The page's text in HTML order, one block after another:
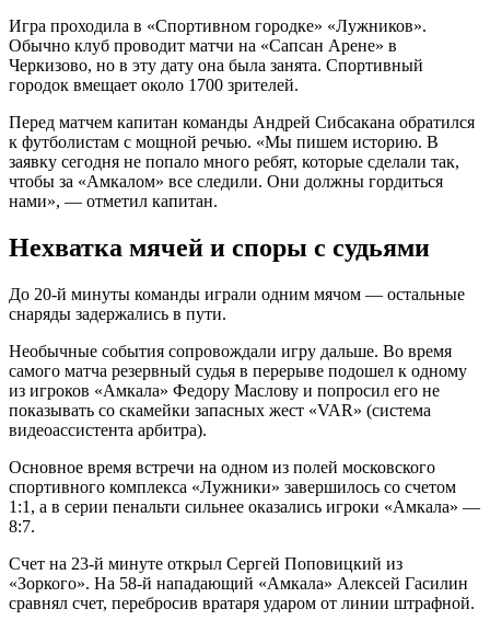
Игра проходила в «Спортивном городке» «Лужников».
Обычно клуб проводит матчи на «Сапсан Арене» в
Черкизово, но в эту дату она была занята. Спортивный
городок вмещает около 1700 зрителей.
Перед матчем капитан команды Андрей Сибсакана обратился
к футболистам с мощной речью. «Мы пишем историю. В
заявку сегодня не попало много ребят, которые сделали так,
чтобы за «Амкалом» все следили. Они должны гордиться
нами», — отметил капитан.
Нехватка мячей и споры с судьями
До 20-й минуты команды играли одним мячом — остальные
снаряды задержались в пути.
Необычные события сопровождали игру дальше. Во время
самого матча резервный судья в перерыве подошел к одному
из игроков «Амкала» Федору Маслову и попросил его не
показывать со скамейки запасных жест «VAR» (система
видеоассистента арбитра).
Основное время встречи на одном из полей московского
спортивного комплекса «Лужники» завершилось со счетом
1:1, а в серии пенальти сильнее оказались игроки «Амкала» —
8:7.
Счет на 23-й минуте открыл Сергей Поповицкий из
«Зоркого». На 58-й нападающий «Амкала» Алексей Гасилин
сравнял счет, перебросив вратаря ударом от линии штрафной.